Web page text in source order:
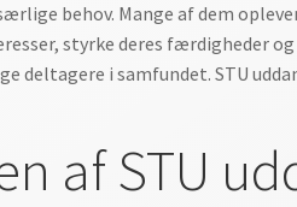
behov. Mange af dem
styrke deres færdigheder
deltagere i samfundet. STU
af STU